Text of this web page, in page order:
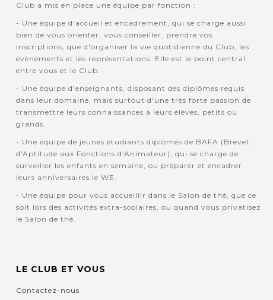
Club a mis en place une équipe par fonction :
- Une équipe d'accueil et encadrement, qui se charge aussi
bien de vous orienter, vous conseiller, prendre vos
inscriptions, que d'organiser la vie quotidienne du Club, les
évènements et les représentations. Elle est le point central
entre vous et le Club.
- Une équipe d'enseignants, disposant des diplômes requis
dans leur domaine, mais surtout d'une très forte passion de
transmettre leurs connaissances à leurs élèves, petits ou
grands.
- Une équipe de jeunes étudiants diplômés de BAFA (Brevet
d'Aptitude aux Fonctions d'Animateur); qui se charge de
surveiller les enfants en semaine, ou préparer et encadrer
leurs anniversaires le WE.
- Une équipe pour vous accueillir dans le Salon de thé, que ce
soit lors des activités extra-scolaires, ou quand vous privatisez
le Salon de thé.
LE CLUB ET VOUS
Contactez-nous